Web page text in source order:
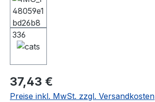
Regulärer Preis:
37,43 €
Preise inkl. MwSt. zzgl. Versandkosten